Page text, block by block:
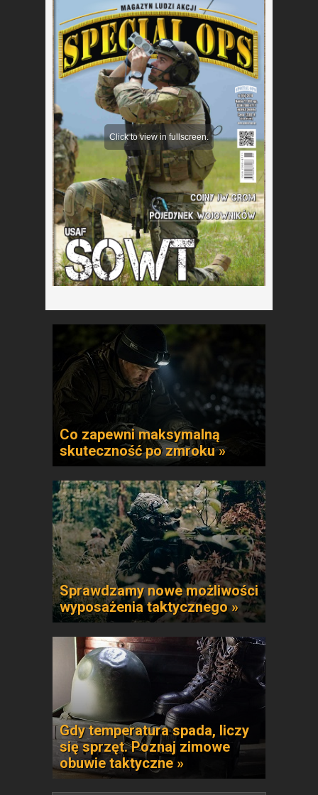
Co zapewni maksymalną
skuteczność po zmroku »
Sprawdzamy nowe możliwości
wyposażenia taktycznego »
Gdy temperatura spada, liczy
się sprzęt. Poznaj zimowe
obuwie taktyczne »